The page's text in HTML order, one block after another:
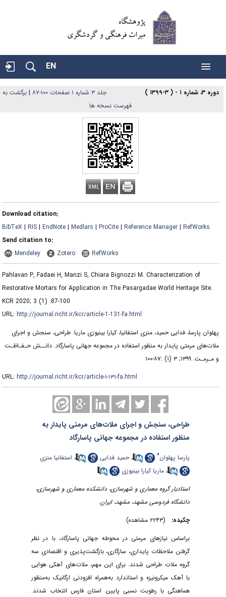
EN
دوره ۳، شماره ۱ - ( ۳-۱۳۹۹ ) جلد ۳ شماره ۱ صفحات ۱۰۰-۸۷ | برگشت به
فهرست نسخه ها
Download citation:
BibTeX |RIS |EndNote |Medlars |ProCite |Reference Manager |RefWorks
Send citation to:
Mendeley
Zotero RefWorks
Pahlavan P, Fadaei H, Manzi S, Chiara Bignozzi M. Characterization of
Restorative Mortars for Application in The Pasargadae World Heritage Site.
KCR 2020; 3 (1) :87-100
URL:http://journal.richt.ir/kcr/article-1-131-fa.html
پهلوان پارسا، فدایی حمید، منزی استفانیا، کیارا بینیوزی ماریا. طراحی، سنجش و اجرای
ملات‌های مرمتی پایدار به‌ منظور استفاده در مجموعه جهانی پاسارگاد. دانــش حـفـاظـت
و مـرمـت. ۱۳۹۹; ۳ (۱) :۸۷-۱۰۰
URL:http://journal.richt.ir/kcr/article-۱-۱۳۱-fa.html
طراحی، سنجش و اجرای ملات‌های مرمتی پایدار به‌
منظور استفاده در مجموعه جهانی پاسارگاد
پارسا پهلوان* ،حمید فدایی ،استفانیا منزی
،ماریا کیارا بینیوزی
استادیار گروه معماری و شهرسازی، دانشکده معماری و شهرسازی،
دانشگاه فردوسی مشهد، مشهد، ایران.
چکیده:
بر‌اساس نیازهای مرمتی در محوطه جهانی پاسارگاد، با در نظر
گرفتن ملاحظات پایداری، سازگاری، بازگشت‌پذیری و اقتصادی سه
گروه ملات طراحی شدند. برای این مهم، ملات‌های آهکی هوایی
با آهک میکرونیزه و استاندارد به‌همراه افزودنی ارگانیک به‌منظور
هماهنگی با رطوبت نسبی پایین استان فارس انتخاب شدند.